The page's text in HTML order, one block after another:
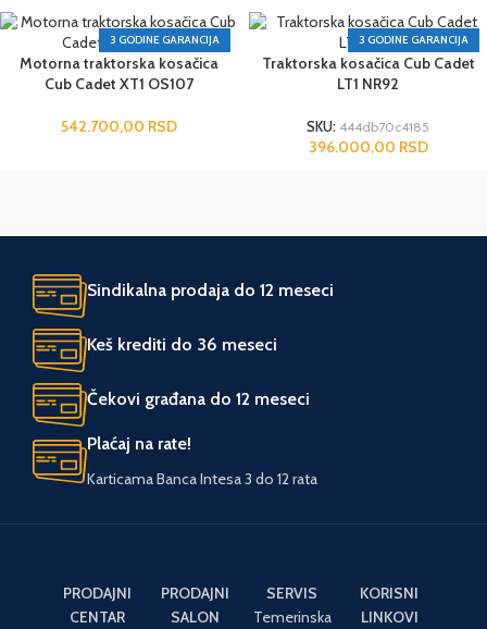
3 GODINE GARANCIJA
Motorna traktorska kosačica
Cub Cadet XT1 OS107
542.700,00 RSD
3 GODINE GARANCIJA
Traktorska kosačica Cub Cadet
LT1 NR92
SKU: 444db70c4185
396.000,00 RSD
Sindikalna prodaja do 12 meseci
Keš krediti do 36 meseci
Čekovi građana do 12 meseci
Plaćaj na rate!
Karticama Banca Intesa 3 do 12 rata
PRODAJNI
CENTAR
PRODAJNI
SALON
SERVIS
Temerinska
KORISNI
LINKOVI